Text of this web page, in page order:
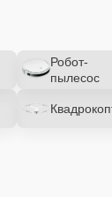
Робот-
пылесос